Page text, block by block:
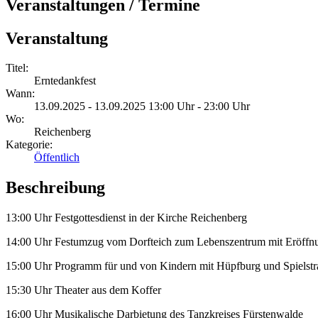
Veranstaltungen / Termine
Veranstaltung
Titel:
Erntedankfest
Wann:
13.09.2025 - 13.09.2025 13:00 Uhr - 23:00 Uhr
Wo:
Reichenberg
Kategorie:
Öffentlich
Beschreibung
13:00 Uhr Festgottesdienst in der Kirche Reichenberg
14:00 Uhr Festumzug vom Dorfteich zum Lebenszentrum mit
15:00 Uhr Programm für und von Kindern mit Hüpfburg und
15:30 Uhr Theater aus dem Koffer
16:00 Uhr Musikalische Darbietung des Tanzkreises Fürstenwalde